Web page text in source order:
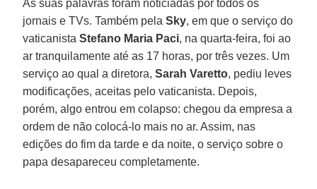
As suas palavras foram noticiadas por todos os
jornais e TVs. Também pelaSky, em que o serviço do
vaticanistaStefano Maria Paci, na quarta-feira, foi ao
ar tranquilamente até as 17 horas, por três vezes. Um
serviço ao qual a diretora,Sarah Varetto, pediu leves
modificações, aceitas pelo vaticanista. Depois,
porém, algo entrou em colapso: chegou da empresa a
ordem de não colocá-lo mais no ar. Assim, nas
edições do fim da tarde e da noite, o serviço sobre o
papa desapareceu completamente.